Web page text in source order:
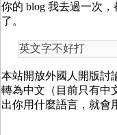
你的 blog 我去過一次
了。
英文字不好打
本站開放外國人開版討
轉為中文（目前只有中
出你用什麼語言，就會